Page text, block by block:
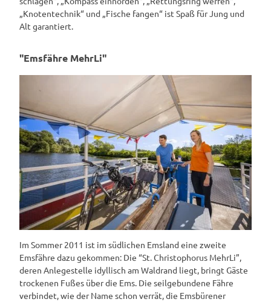
„Knotentechnik“ und „Fische fangen“ ist Spaß für Jung und
Alt garantiert.
"Emsfähre MehrLi"
Im Sommer 2011 ist im südlichen Emsland eine zweite
Emsfähre dazu gekommen: Die “St. Christophorus MehrLi”,
deren Anlegestelle idyllisch am Waldrand liegt, bringt Gäste
trockenen Fußes über die Ems. Die seilgebundene Fähre
verbindet, wie der Name schon verrät, die Emsbürener